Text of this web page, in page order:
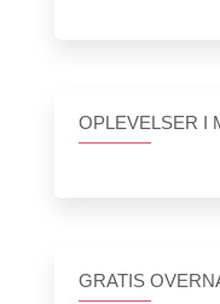
OPLEVELSER I
GRATIS